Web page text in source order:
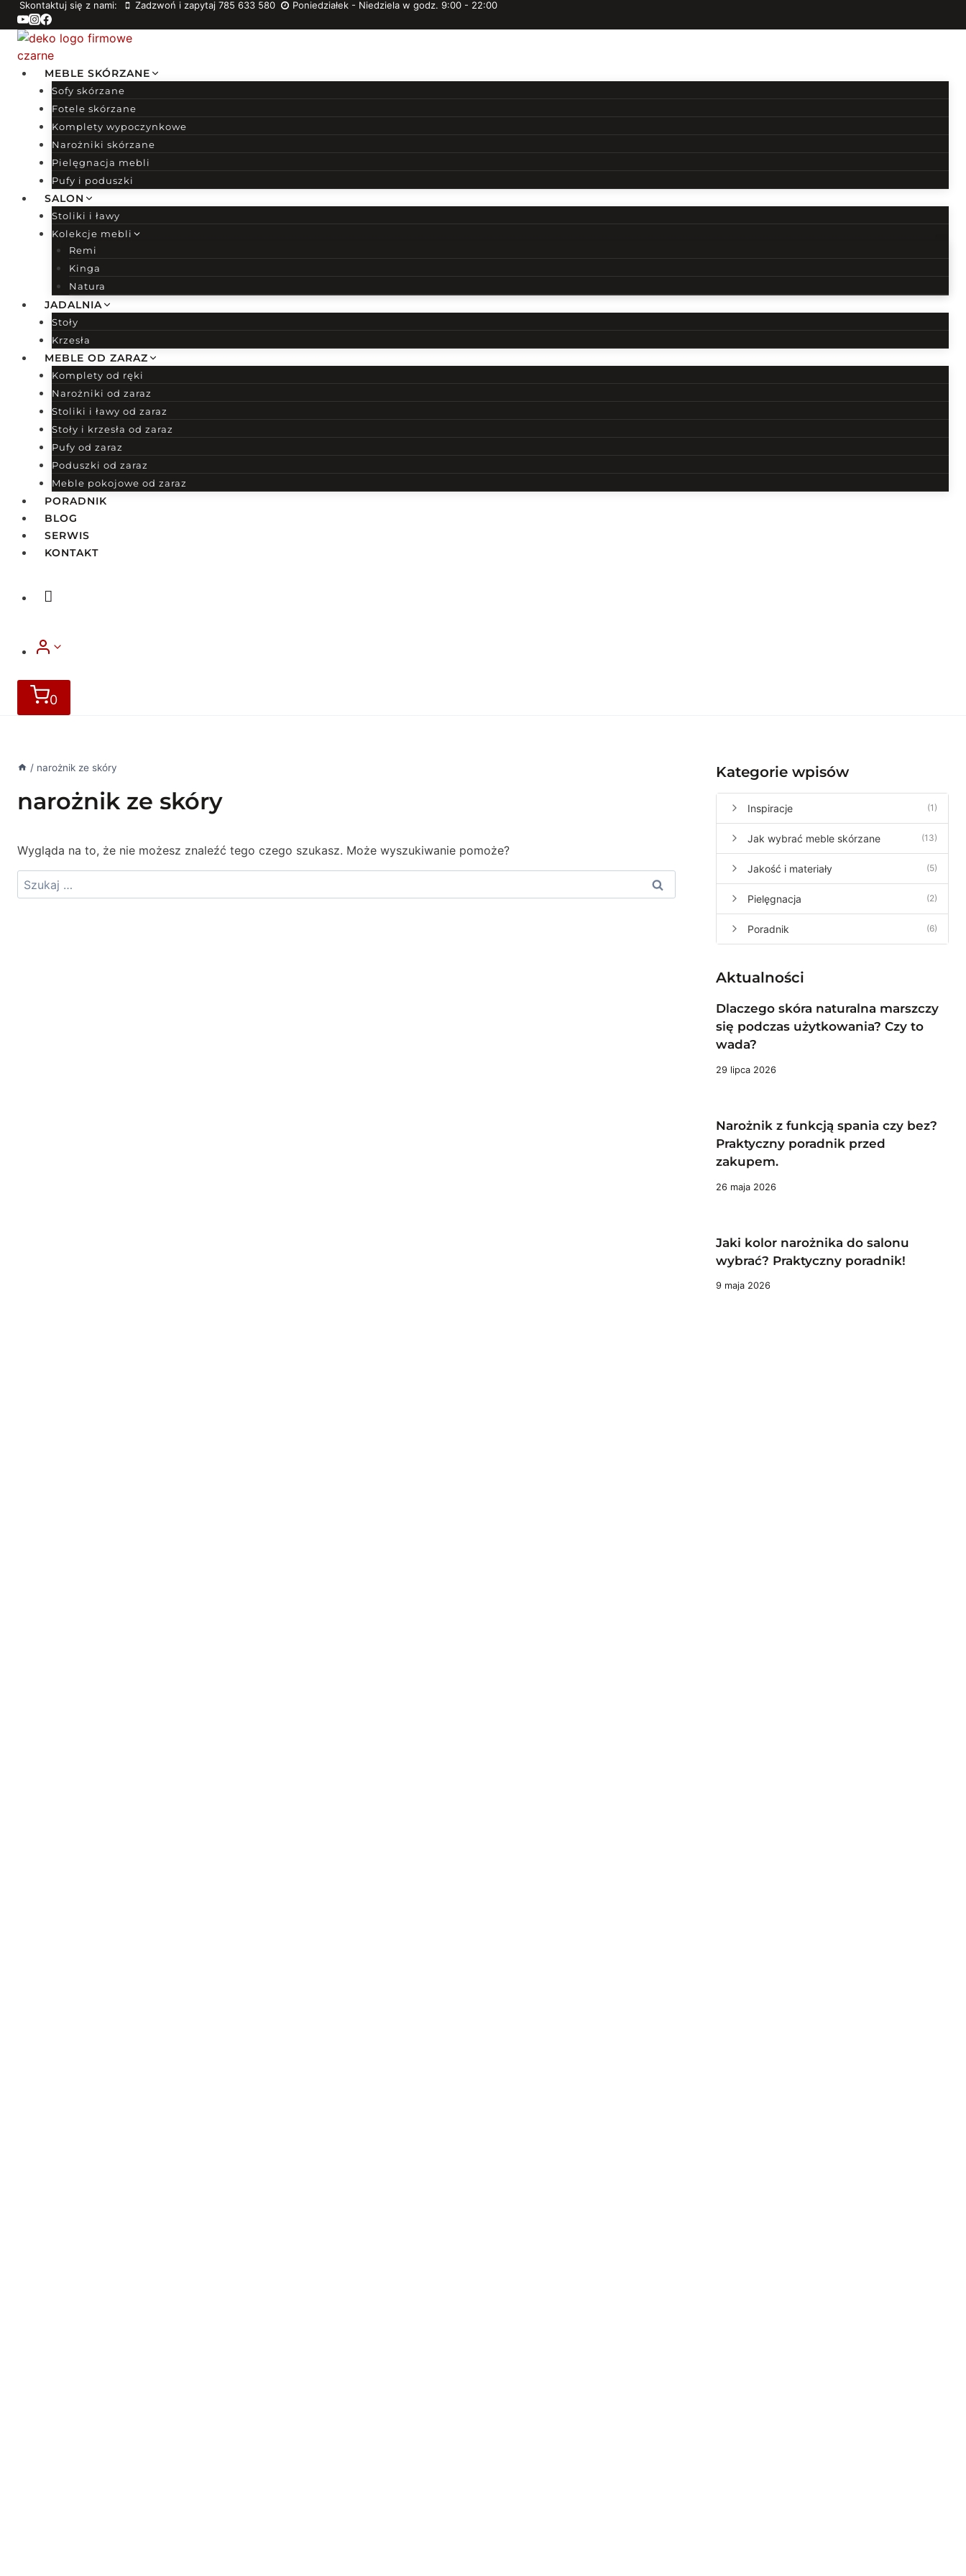
Przejdź
treści
Skontaktuj się z nami: Zadzwoń i zapytaj 785 633 580 Poniedziałek - Niedziela w godz. 9:00 - 22:00
MEBLE SKÓRZANE
Sofy skórzane
Fotele skórzane
Komplety wypoczynkowe
Narożniki skórzane
Pielęgnacja mebli
Pufy i poduszki
SALON
Stoliki i ławy
Kolekcje mebli
Remi
Kinga
Natura
JADALNIA
Stoły
Krzesła
MEBLE OD ZARAZ
Komplety od ręki
Narożniki od zaraz
Stoliki i ławy od zaraz
Stoły i krzesła od zaraz
Pufy od zaraz
Poduszki od zaraz
Meble pokojowe od zaraz
PORADNIK
BLOG
SERWIS
KONTAKT
0
/ narożnik ze skóry
narożnik ze skóry
Wygląda na to, że nie możesz znaleźć tego czego szukasz. Może wyszukiwanie pomoże?
Szukaj:
Kategorie wpisów
Inspiracje (1)
Jak wybrać meble skórzane (13)
Jakość i materiały (5)
Pielęgnacja (2)
Poradnik (6)
Aktualności
Dlaczego skóra naturalna marszczy
się podczas użytkowania? Czy to
wada?
29 lipca 2026
Narożnik z funkcją spania czy bez?
Praktyczny poradnik przed
zakupem.
26 maja 2026
Jaki kolor narożnika do salonu
wybrać? Praktyczny poradnik!
9 maja 2026